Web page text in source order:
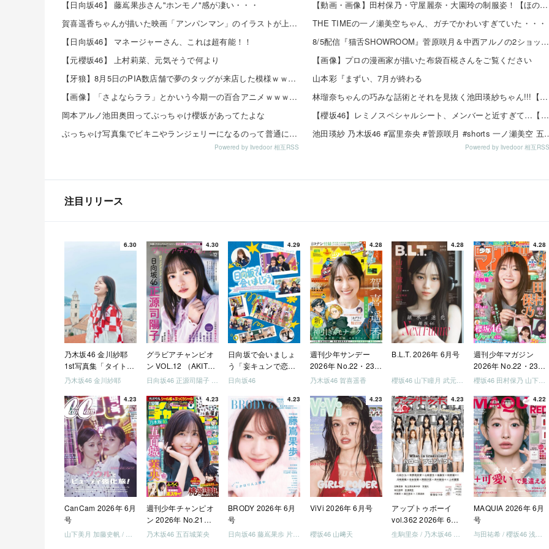
【日向坂46】 藤嶌果歩さん"ホンモノ"感が凄い・・・
賀喜遥香ちゃんが描いた映画「アンパンマン」のイラストが上手すぎる！！！【乃木坂46】
【日向坂46】 マネージャーさん、これは超有能！！
【元櫻坂46】 上村莉菜、元気そうで何より
【牙狼】8月5日のPIA数店舗で夢のタッグが来店した模様ｗｗｗｗｗ
【画像】「さよならララ」とかいう今期一の百合アニメｗｗｗｗｗ
岡本アルノ池田奥田ってぶっちゃけ櫻坂があってたよな
ぶっちゃけ写真集でビキニやランジェリーになるのって普通に『性』だよな
Powered by livedoor 相互RSS
【動画・画像】田村保乃・守屋麗奈・大園玲の制服姿！【ほのす・れなぁ・ぞの】【櫻坂46】 他
THE TIMEの一ノ瀬美空ちゃん、ガチでかわいすぎていた・・・
8/5配信『猫舌SHOWROOM』菅原咲月＆中西アルノの2ショット2枚！！【乃木坂46】
【画像】プロの漫画家が描いた布袋百椛さんをご覧ください
山本彩『まずい、7月が終わる
林瑠奈ちゃんの巧みな話術とそれを見抜く池田瑛紗ちゃん!!!【乃木坂46】
【櫻坂46】レミノスペシャルシート、メンバーと近すぎて…【全国ツアー2026】
池田瑛紗 乃木坂46 #冨里奈央 #菅原
Powered by livedoor 相互RSS
注目リリース
6.30
乃木坂46 金川紗耶
1st写真集「タイトル
未定」
乃木坂46 金川紗耶
4.30
グラビアチャンピオ
ン VOL.12 （AKITA
DXシリーズ）
4.29
日向坂で会いましょ
う「妄キュンで恋し
ちゃいましょう」
めましょう」「ご褒
美でロケしましょ
う」「フレンドリー
になりましょう」
「笑って卒業を祝い
ましょう」 [Blu-ray]
日向坂46
4.28
週刊少年サンデー
2026年 No.22・23
合併号
乃木坂46 賀喜遥香
4.28
B.L.T. 2026年 6月号
4.28
週刊少年マガジン
2026年 No.22・23
合併号
4.23
CanCam 2026年 6月
号
4.23
週刊少年チャンピオ
ン 2026年 No.21・
22 合併号
乃木坂46 五百城茉央
4.23
BRODY 2026年 6月
号
4.23
ViVi 2026年 6月号
櫻坂46 山﨑天
4.23
アップトゥボーイ
vol.362 2026年 6月
号
4.22
MAQUIA 2026年 6月
号